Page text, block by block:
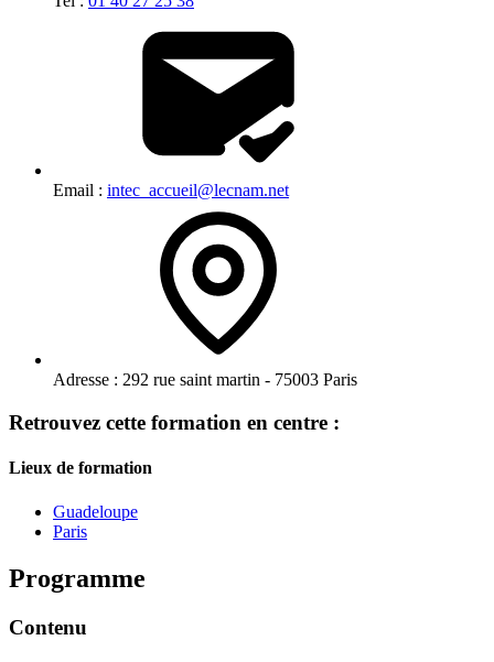
Email : intec_accueil@lecnam.net
Adresse : 292 rue saint martin - 75003 Paris
Retrouvez cette formation en centre :
Lieux de formation
Guadeloupe
Paris
Programme
Contenu